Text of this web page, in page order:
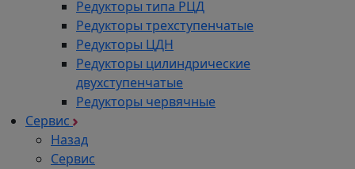
Редукторы типа РЦД
Редукторы трехступенчатые
Редукторы ЦДН
Редукторы цилиндрические
двухступенчатые
Редукторы червячные
Сервис
Назад
Сервис